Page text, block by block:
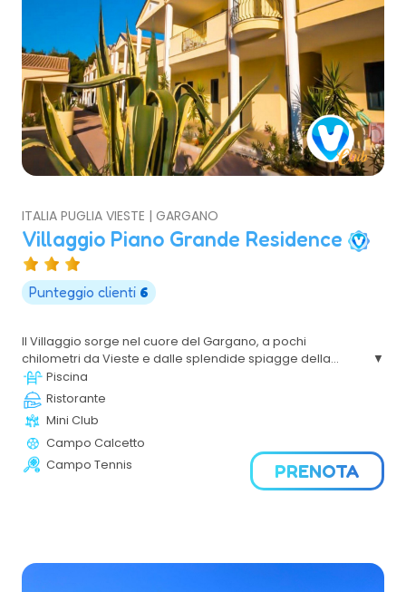
ITALIA PUGLIA VIESTE | GARGANO
Villaggio Piano Grande Residence
Punteggio clienti 6
Il Villaggio sorge nel cuore del Gargano, a pochi
chilometri da Vieste e dalle splendide spiagge della
costa pugliese. Immerso nella natura e circondato da
uliveti, offre sistemazioni in formula residence con
appartamenti indipendenti, piscina, aree sportive e
animazione estiva. La posizione tranquilla e panoramica
lo rende ideale per una vacanza di relax e libertà.
Piscina
Ristorante
Mini Club
Campo Calcetto
Campo Tennis
PRENOTA